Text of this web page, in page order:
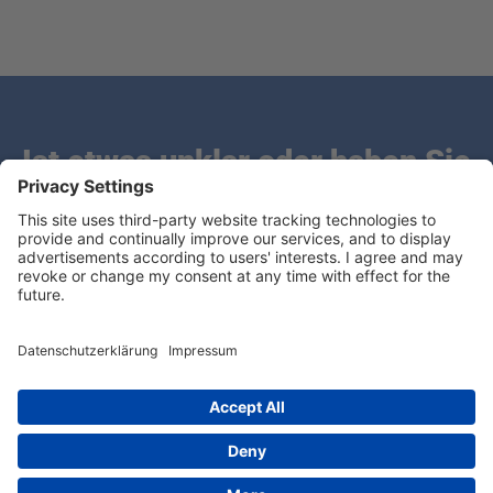
Ist etwas unklar oder haben Sie
Wir freuen uns, von Ihnen zu hören.
Copyright 2026 ©PROVITA SUPPLEMENTS GmbH
Impressum|Datenschutzerklärung|Hinweisgebersystem|